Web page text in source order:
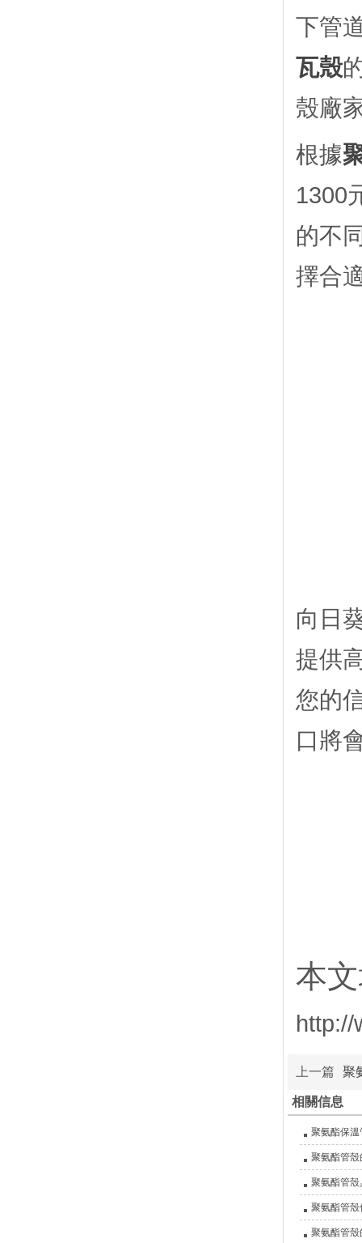
下管
瓦殼
殼廠
根據
1300
的不
擇合
向日
提供
您的
口將
本
http://
上一篇 聚
相關信息
聚氨酯保
聚氨酯管
聚氨酯管
聚氨酯管
聚氨酯管殼